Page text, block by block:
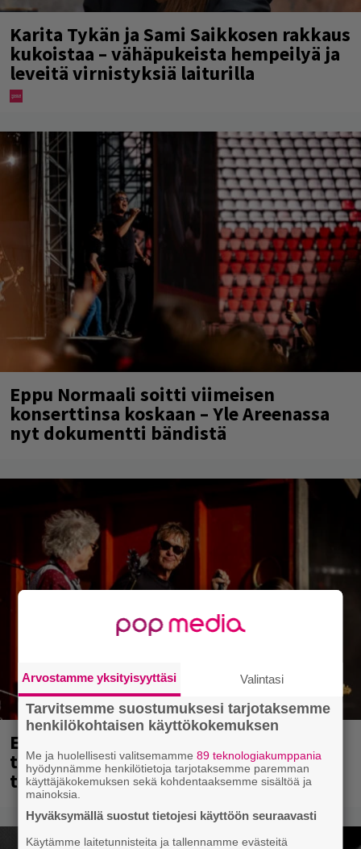
Karita Tykän ja Sami Saikkosen rakkaus
kukoistaa – vähäpukeista hempeilyä ja
leveitä virnistyksiä laiturilla
Eppu Normaali soitti viimeisen
konserttinsa koskaan – Yle Areenassa
nyt dokumentti bändistä
Eppu Normaalin viimeinen keikka
tänään – katso kuvagalleria torstailta
täältä
Arvostamme yksityisyyttäsi Valintasi
Tarvitsemme suostumuksesi tarjotaksemme
henkilökohtaisen käyttökokemuksen
Me ja huolellisesti valitsemamme89 teknologiakumppania
hyödynnämme henkilötietoja tarjotaksemme paremman
käyttäjäkokemuksen sekä kohdentaaksemme sisältöä ja
mainoksia.
Hyväksymällä suostut tietojesi käyttöön seuraavasti
Käytämme laitetunnisteita ja tallennamme evästeitä